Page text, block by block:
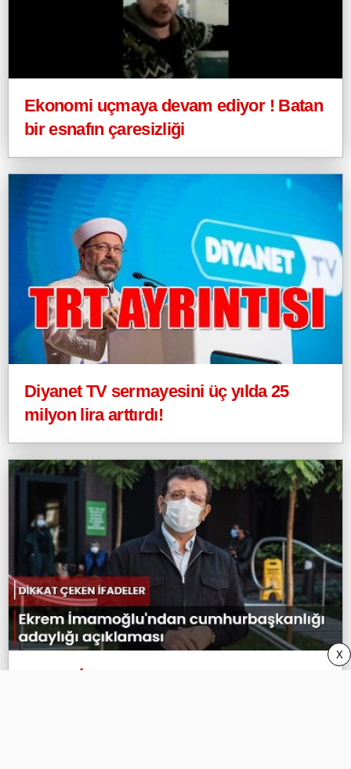
Ekonomi uçmaya devam ediyor ! Batan
bir esnafın çaresizliği
Diyanet TV sermayesini üç yılda 25
milyon lira arttırdı!
X